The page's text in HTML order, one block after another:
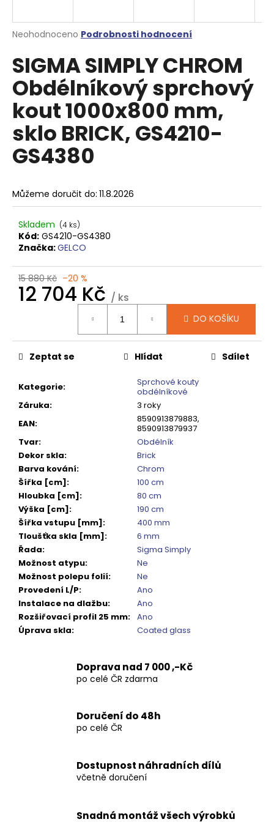
Průměrné
produktu
je
0,0
z
5
hvězdiček.
Neohodnoceno Podrobnosti hodnocení
SIGMA SIMPLY CHROM
Obdélníkový sprchový
kout 1000x800 mm,
sklo BRICK, GS4210-
GS4380
Můžeme doručit do: 11.8.2026
Skladem (4 ks)
Kód: GS4210-GS4380
Značka:GELCO
15 880 Kč –20 %
12 704 Kč / ks
DO KOŠÍKU
Kategorie:
Sprchové kouty
obdélníkové
Záruka:
3 roky
EAN:
8590913879883,
8590913879937
Tvar:
Obdélník
Dekor skla:
Brick
Barva kování:
Chrom
Šířka [cm]:
100 cm
Hloubka [cm]:
80 cm
Výška [cm]:
190 cm
Šířka vstupu [mm]:
400 mm
Tloušťka skla [mm]:
6 mm
Řada:
Sigma Simply
Možnost atypu:
Ne
Možnost polepu folií:
Ne
Provedení L/P:
Ano
Instalace na dlažbu:
Ano
Rozšiřovací profil 25 mm: Ano
Úprava skla: Coated glass
Zeptat se Hlídat Sdílet
Doprava nad 7 000 ,-Kč
po celé ČR zdarma
Doručení do 48h
po celé ČR
Dostupnost náhradních dílů
včetně doručení
Snadná montáž všech výrobků
j
t
?
HLEDAT
D
o
p
o
u
č
u
e
SPRCHOVÉ
DVEŘE
DO
NIKY
1200
MM,
ČIRÉ
SKLO,
GD4612
12
080
Kč
Původně:
15
100
Kč